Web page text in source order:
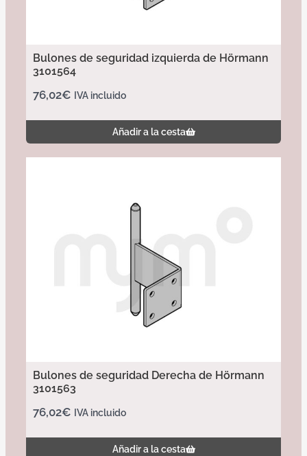
Bulones de seguridad izquierda de Hörmann
3101564
76,02€ IVA incluido
Añadir a la cesta
Bulones de seguridad Derecha de Hörmann
3101563
76,02€ IVA incluido
Añadir a la cesta